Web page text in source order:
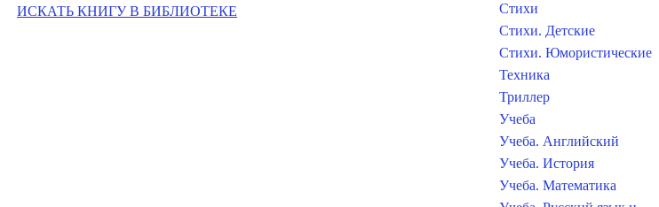
ИСКАТЬ КНИГУ В БИБЛИОТЕКЕ
Стихи
Стихи. Детские
Стихи. Юмористические
Техника
Триллер
Учеба
Учеба. Английский
Учеба. История
Учеба. Математика